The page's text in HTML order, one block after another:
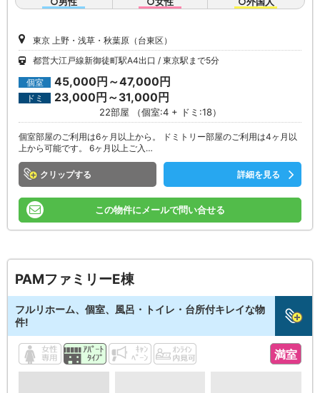
東京 上野・浅草・秋葉原（台東区）
都営大江戸線新御徒町駅A4出口
東京駅まで5分
個室 45,000円～47,000円
ドミ 23,000円～31,000円
22部屋 （個室:4 + ドミ:18）
個室部屋のご利用は6ヶ月以上から。 ドミトリー部屋のご利用は4ヶ月以
上から可能です。 6ヶ月以上ご入…
クリップ 詳細を見る
この物件にメールで問い合せる
PAMファミリーE棟
フルリホーム、個室、風呂・トイレ・台所付キレイな物
件!
満室